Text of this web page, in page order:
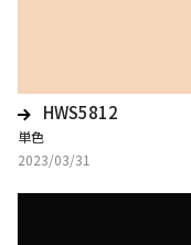
HWS5812
単色
2023/03/31